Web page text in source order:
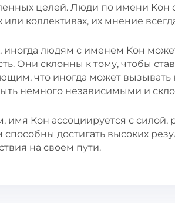
целей. Люди по имени
или коллективах, их мнение
иногда людям с именем Кон
Они склонны к тому, чтобы
что иногда может
немного независимыми и
имя Кон ассоциируется с
достигать высоких
на своем пути.